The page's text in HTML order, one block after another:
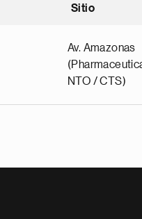
Sitio
Av. Amazonas
NTO / CTS)